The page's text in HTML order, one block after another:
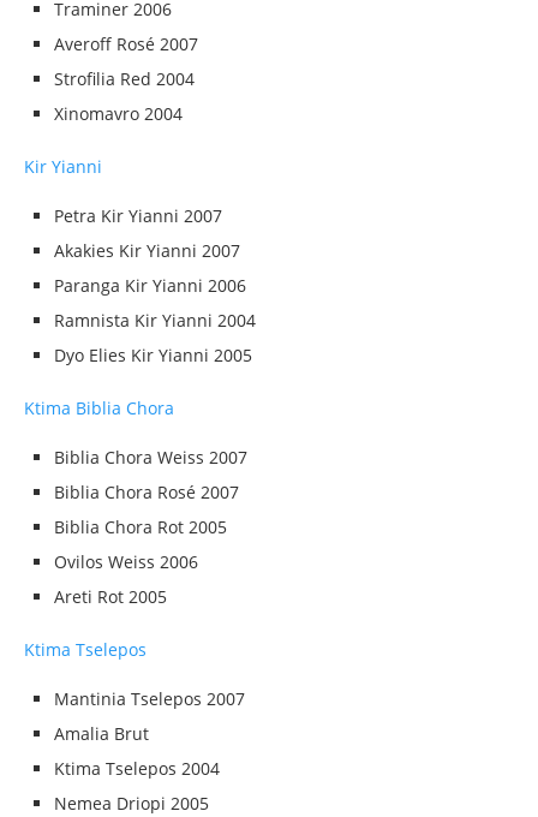
Traminer 2006
Averoff Rosé 2007
Strofilia Red 2004
Xinomavro 2004
Kir Yianni
Petra Kir Yianni 2007
Akakies Kir Yianni 2007
Paranga Kir Yianni 2006
Ramnista Kir Yianni 2004
Dyo Elies Kir Yianni 2005
Ktima Biblia Chora
Biblia Chora Weiss 2007
Biblia Chora Rosé 2007
Biblia Chora Rot 2005
Ovilos Weiss 2006
Areti Rot 2005
Ktima Tselepos
Mantinia Tselepos 2007
Amalia Brut
Ktima Tselepos 2004
Nemea Driopi 2005